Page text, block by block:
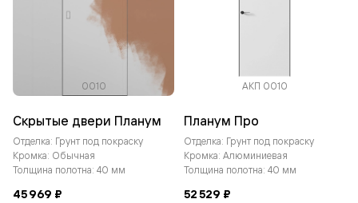
0010
Скрытые двери Планум
Отделка: Грунт под покраску
Кромка: Обычная
Толщина полотна: 40 мм
45 969 ₽
АКП 0010
Планум Про
Отделка: Грунт под покраску
Кромка: Алюминиевая
Толщина полотна: 40 мм
52 529 ₽